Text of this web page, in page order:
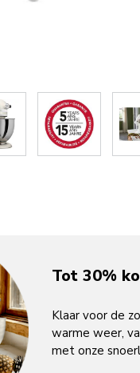
Tot 30%
Klaar voor de
warme weer,
met onze